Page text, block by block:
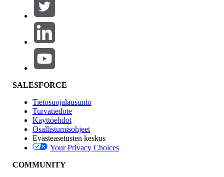
Tuotealue
Ominaisuuden vaikutus
Edition
SALESFORCE
Tietosuojalausunto
Turvatiedote
Käyttöehdot
Osallistumisohjeet
Evästeasetusten keskus
Your Privacy Choices
COMMUNITY